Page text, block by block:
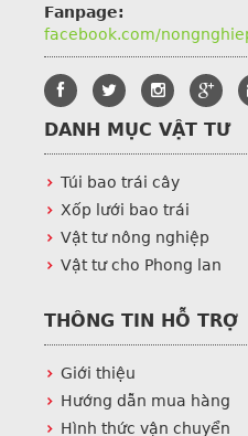
Fanpage:
facebook.com/
DANH MỤC VẬT TƯ
Túi bao trái cây
Xốp lưới bao trái
Vật tư nông nghiệp
Vật tư cho Phong lan
THÔNG TIN HỖ TRỢ
Giới thiệu
Hướng dẫn mua hàng
Hình thức vận chuyển